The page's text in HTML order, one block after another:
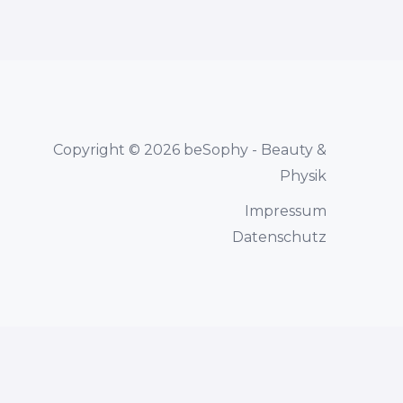
Copyright © 2026 beSophy - Beauty &
Physik
Impressum
Datenschutz